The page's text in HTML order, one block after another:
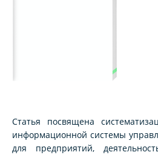
Статья посвящена
информационной системы
для предприятий,